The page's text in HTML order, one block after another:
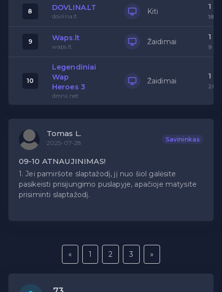
8 DOVLINA.LT
dovlina.lt
Kiti
1
18
9 Waps.lt
waps.lt
Žaidimai
1
9
10
Legendiniai
Wap
Heroes 3
dmnx.net
Žaidimai
1
20
Tomas L.
2025-07-28 Savininkas
09-10 ATNAUJINIMAS!
1. Jei pamiršote slaptažodį, jį nuo šiol galėsite
pasikeisti prisijungimo puslapyje, apačioje matysite
prisiminti slaptažodį.
« 1 2 3 »